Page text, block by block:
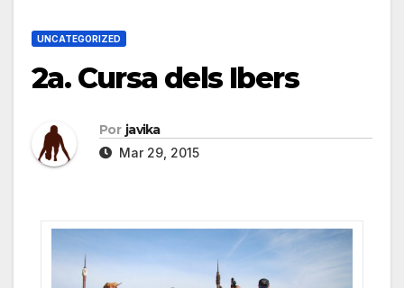
UNCATEGORIZED
2a. Cursa dels Ibers
Por javika
Mar 29, 2015